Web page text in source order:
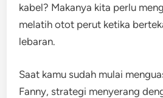
kabel? Makanya kita perlu
melatih otot perut ketika
lebaran.
Saat kamu sudah mulai
Fanny, strategi menyerang